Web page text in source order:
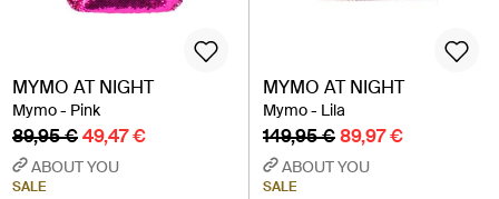
MYMO AT NIGHT
Mymo - Pink
89,95 €49,47 €
ABOUT YOU
SALE
MYMO AT NIGHT
Mymo - Lila
149,95 €89,97 €
ABOUT YOU
SALE